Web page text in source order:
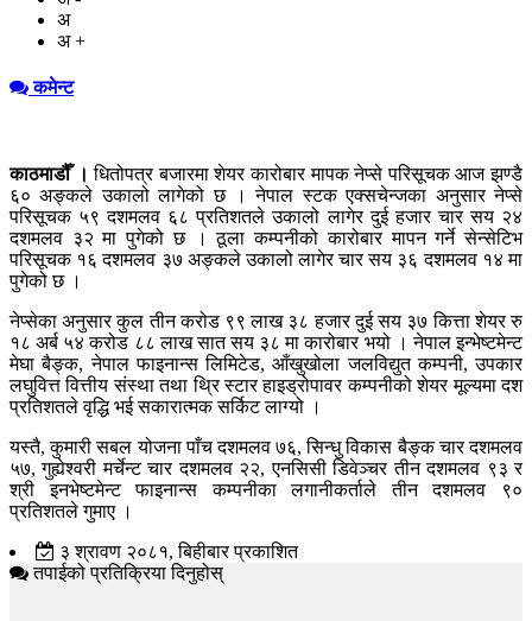
अ
अ +
कमेन्ट
काठमाडौँ । धितोपत्र बजारमा शेयर कारोबार मापक नेप्से परिसूचक आज झण्डै
६० अङ्कले उकालो लागेको छ । नेपाल स्टक एक्सचेन्जका अनुसार नेप्से
परिसूचक ५९ दशमलव ६८ प्रतिशतले उकालो लागेर दुई हजार चार सय २४
दशमलव ३२ मा पुगेको छ । ठूला कम्पनीको कारोबार मापन गर्ने सेन्सेटिभ
परिसूचक १६ दशमलव ३७ अङ्कले उकालो लागेर चार सय ३६ दशमलव १४ मा
पुगेको छ ।
नेप्सेका अनुसार कुल तीन करोड ९९ लाख ३८ हजार दुई सय ३७ कित्ता शेयर रु
१८ अर्ब ५४ करोड ८८ लाख सात सय ३८ मा कारोबार भयो । नेपाल इन्भेष्टमेन्ट
मेघा बैङ्क, नेपाल फाइनान्स लिमिटेड, आँखुखोला जलविद्युत कम्पनी, उपकार
लघुवित्त वित्तीय संस्था तथा थ्रि स्टार हाइड्रोपावर कम्पनीको शेयर मूल्यमा दश
प्रतिशतले वृद्धि भई सकारात्मक सर्किट लाग्यो ।
यस्तै, कुमारी सबल योजना पाँच दशमलव ७६, सिन्धु विकास बैङ्क चार दशमलव
५७, गुह्येश्वरी मर्चेन्ट चार दशमलव २२, एनसिसी डिवेञ्चर तीन दशमलव ९३ र
श्री इनभेष्टमेन्ट फाइनान्स कम्पनीका लगानीकर्ताले तीन दशमलव ९०
प्रतिशतले गुमाए ।
३ श्रावण २०८१, बिहीबार प्रकाशित
तपाईको प्रतिक्रिया दिनुहोस्